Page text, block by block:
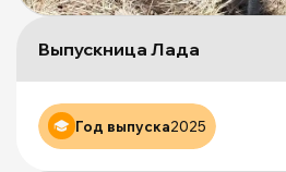
Выпускница Лада
Год выпуска2025